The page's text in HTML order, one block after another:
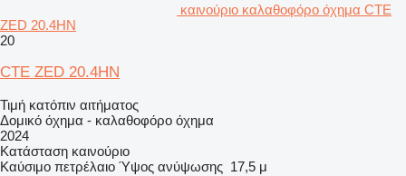
καινούριο καλαθοφόρο όχημα CTE
ZED 20.4HN
20
CTE ZED 20.4HN
Τιμή κατόπιν αιτήματος
Δομικό όχημα - καλαθοφόρο όχημα
2024
Κατάσταση καινούριο
Καύσιμο πετρέλαιο Ύψος ανύψωσης 17,5 μ